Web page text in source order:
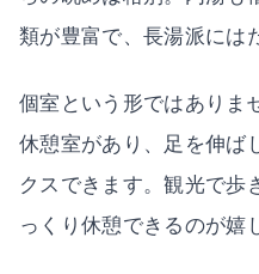
類が豊富で、長湯派には
個室という形ではありま
休憩室があり、足を伸ば
クスできます。観光で歩
っくり休憩できるのが嬉